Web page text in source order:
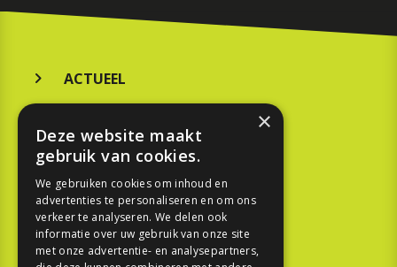
ACTUEEL
KOOPGIDS
TESTEN
SPORT
×
Deze website maakt
gebruik van cookies.
We gebruiken cookies om inhoud en
advertenties te personaliseren en om ons
verkeer te analyseren. We delen ook
informatie over uw gebruik van onze site
met onze advertentie- en analysepartners,